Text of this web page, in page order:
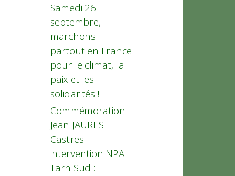
Samedi 26
septembre,
marchons
partout en France
pour le climat, la
paix et les
solidarités !
Commémoration
Jean JAURES
Castres :
intervention NPA
Tarn Sud :